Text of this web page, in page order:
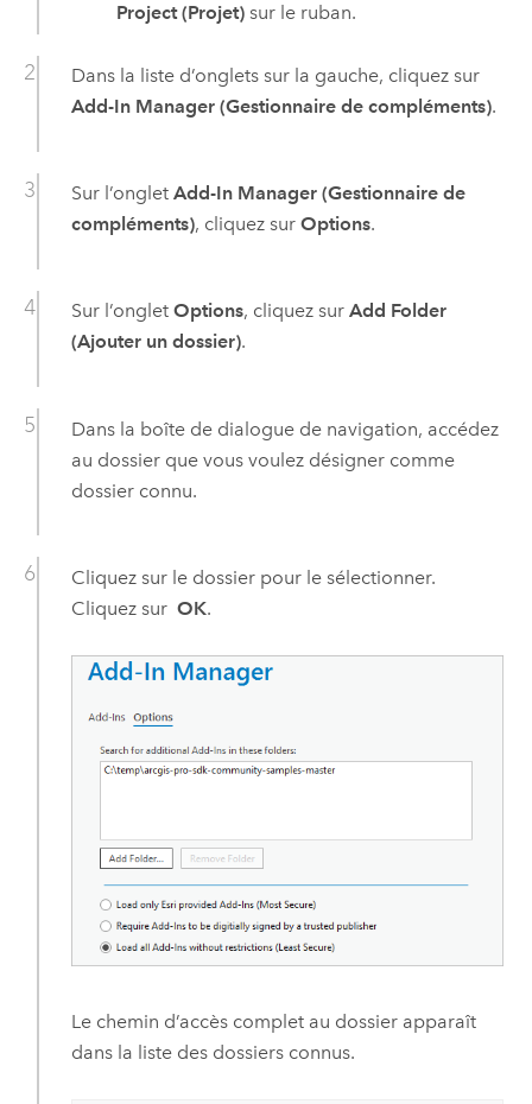
Project (Projet) sur le ruban.
Dans la liste d’onglets sur la gauche, cliquez sur
Add-In Manager (Gestionnaire de compléments).
Sur l’onglet Add-In Manager (Gestionnaire de
compléments), cliquez sur Options.
Sur l’onglet Options, cliquez sur Add Folder
(Ajouter un dossier).
Dans la boîte de dialogue de navigation, accédez
au dossier que vous voulez désigner comme
dossier connu.
Cliquez sur le dossier pour le sélectionner.
Cliquez sur OK.
Le chemin d’accès complet au dossier apparaît
dans la liste des dossiers connus.